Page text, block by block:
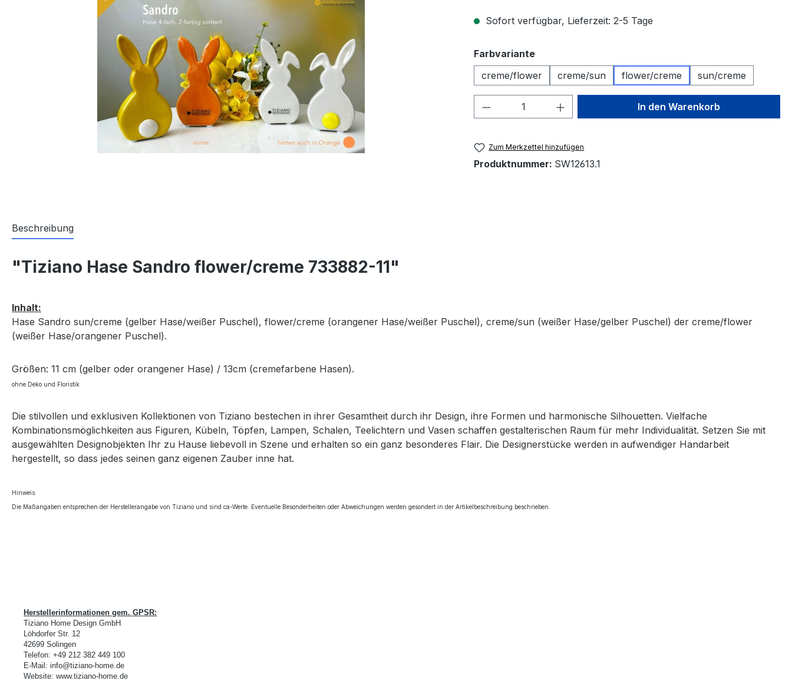
Sofort verfügbar, Lieferzeit: 2-5 Tage
Farbvarianteauswählen
creme/flower
creme/sun flower/creme sun/creme
Produkt Anzahl: Gib den gewünschten Wert
In den Warenkorb
Zum Merkzettel hinzufügen
Produktnummer: SW12613.1
Beschreibung
"Tiziano Hase Sandro flower/creme 733882-11"
Inhalt:
Hase Sandro sun/creme (gelber Hase/weißer Puschel), flower/creme (orangener Hase/weißer Puschel), creme/sun (weißer Hase/gelber Puschel) der creme/flower
(weißer Hase/orangener Puschel).
Größen: 11 cm (gelber oder orangener Hase) / 13cm (cremefarbene Hasen).
ohne Deko und Floristik
Die stilvollen und exklusiven Kollektionen von Tiziano bestechen in ihrer Gesamtheit durch ihr Design, ihre Formen und harmonische Silhouetten. Vielfache
Kombinationsmöglichkeiten aus Figuren, Kübeln, Töpfen, Lampen, Schalen, Teelichtern und Vasen schaffen gestalterischen Raum für mehr Individualität. Setzen Sie mit
ausgewählten Designobjekten Ihr zu Hause liebevoll in Szene und erhalten so ein ganz besonderes Flair. Die Designerstücke werden in aufwendiger Handarbeit
hergestellt, so dass jedes seinen ganz eigenen Zauber inne hat.
Hinweis:
Die Maßangaben entsprechen der Herstellerangabe von Tiziano und sind ca-Werte. Eventuelle Besonderheiten oder Abweichungen werden gesondert in der Artikelbeschreibung beschrieben.
Herstellerinformationen gem. GPSR:
Tiziano Home Design GmbH
L öhdorfer Str. 12
42699 Solingen
Telefon: +49 212 382 449 100
E-Mail: info@tiziano-home.de
Website: www.tiziano-home.de